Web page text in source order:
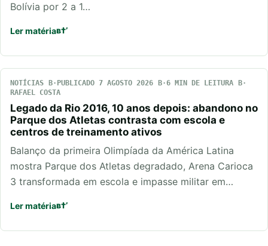
Bolívia por 2 a 1…
Ler matéria
NOTÍCIAS PUBLICADO 7 AGOSTO 2026
6 MIN DE LEITURA
RAFAEL COSTA
Legado da Rio 2016, 10 anos depois: abandono no
Parque dos Atletas contrasta com escola e
centros de treinamento ativos
Balanço da primeira Olimpíada da América Latina
mostra Parque dos Atletas degradado, Arena Carioca
3 transformada em escola e impasse militar em…
Ler matéria